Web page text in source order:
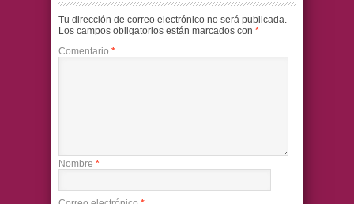
Tu dirección de correo electrónico no será publicada.
Los campos obligatorios están marcados con *
Comentario *
Nombre *